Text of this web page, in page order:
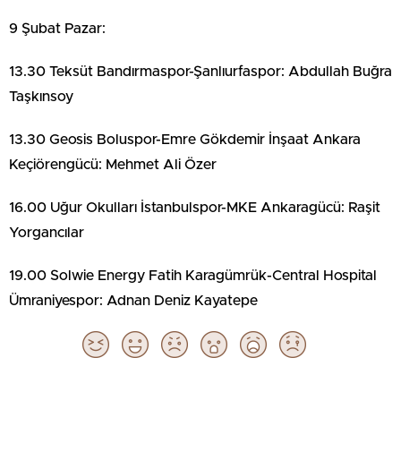
9 Şubat Pazar:
13.30 Teksüt Bandırmaspor-Şanlıurfaspor: Abdullah Buğra
Taşkınsoy
13.30 Geosis Boluspor-Emre Gökdemir İnşaat Ankara
Keçiörengücü: Mehmet Ali Özer
16.00 Uğur Okulları İstanbulspor-MKE Ankaragücü: Raşit
Yorgancılar
19.00 Solwie Energy Fatih Karagümrük-Central Hospital
Ümraniyespor: Adnan Deniz Kayatepe